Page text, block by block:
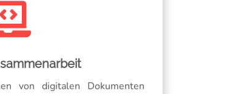
von digitalen Dokumenten